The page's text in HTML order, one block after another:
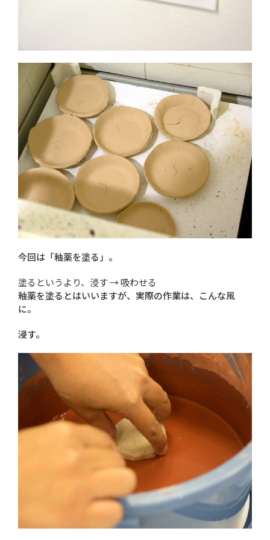
今回は「釉薬を塗る」。
塗るというより、浸す → 吸わせる
釉薬を塗るとはいいますが、実際の作業は、こんな風
に。
浸す。